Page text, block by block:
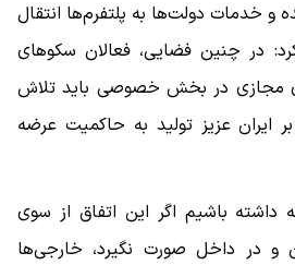
و خدمات دولت‌ها به پلتفرم‌ها انتقال
در چنین فضایی، فعالان سکوهای
مجازی در بخش خصوصی باید تلاش
ایران عزیز تولید به حاکمیت عرضه
داشته باشیم اگر این اتفاق از سوی
داخل صورت نگیرد، خارجی‌ها